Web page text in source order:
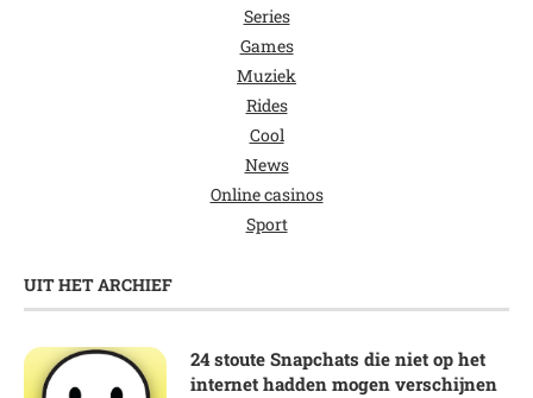
Series
Games
Muziek
Rides
Cool
News
Online casinos
Sport
UIT HET ARCHIEF
24 stoute Snapchats die niet op het
internet hadden mogen verschijnen